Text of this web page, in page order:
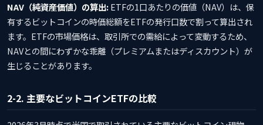
NAV（純資産価値）の算出:ETFの1口あたりの価値（NAV）は、保
有するビットコインの時価総額をETFの発行口数で割って算出され
ます。ETFの市場価格は、取引所での需給によって変動するため、
NAVとの間にわずかな乖離（プレミアムまたはディスカウント）が
生じることがあります。
2-2. 主要なビットコインETFの比較